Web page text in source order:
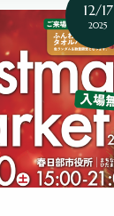
12/17
2025